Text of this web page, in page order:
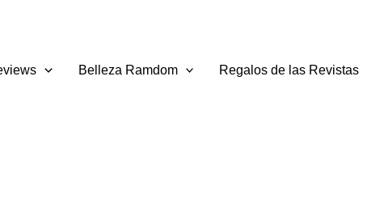
Belleza Ramdom Regalos de las Revistas